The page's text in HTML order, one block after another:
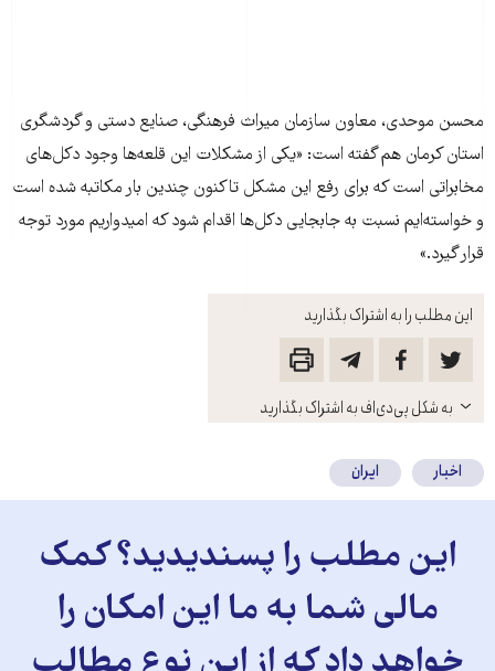
این مطلب را به اشتراک بگذارید
باز
کنید
به شکل پی‌دی‌اف به اشتراک بگذارید
محسن موحدی، معاون سازمان ميراث فرهنگی، صنايع دستی و گردشگری
استان کرمان هم گفته است: «يکی از مشکلات اين قلعه‌ها وجود دکل‌های
مخابراتی است که برای رفع اين مشکل تاکنون چندين بار مکاتبه شده است
و خواسته‌ايم نسبت به جابجايی دکل‌ها اقدام شود که اميدواريم مورد توجه
قرار گيرد.»
اخبار ایران
این مطلب را پسندیدید؟ کمک
مالی شما به ما این امکان را